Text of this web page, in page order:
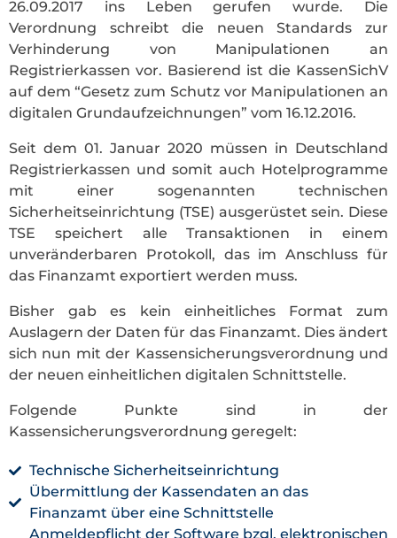
26.09.2017 ins Leben gerufen wurde. Die
Verordnung schreibt die neuen Standards zur
Verhinderung von Manipulationen an
Registrierkassen vor. Basierend ist die KassenSichV
auf dem “Gesetz zum Schutz vor Manipulationen an
digitalen Grundaufzeichnungen” vom 16.12.2016.
Seit dem 01. Januar 2020 müssen in Deutschland
Registrierkassen und somit auch Hotelprogramme
mit einer sogenannten technischen
Sicherheitseinrichtung (TSE) ausgerüstet sein. Diese
TSE speichert alle Transaktionen in einem
unveränderbaren Protokoll, das im Anschluss für
das Finanzamt exportiert werden muss.
Bisher gab es kein einheitliches Format zum
Auslagern der Daten für das Finanzamt. Dies ändert
sich nun mit der Kassensicherungsverordnung und
der neuen einheitlichen digitalen Schnittstelle.
Folgende Punkte sind in der
Kassensicherungsverordnung geregelt:
Technische Sicherheitseinrichtung
Übermittlung der Kassendaten an das
Finanzamt über eine Schnittstelle
Anmeldepflicht der Software bzgl. elektronischen